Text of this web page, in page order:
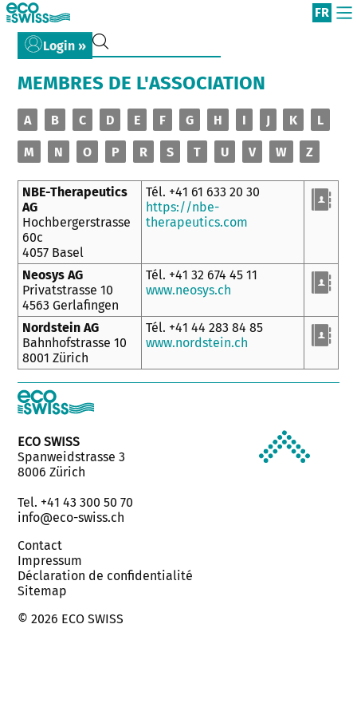
FR
MEMBRES DE L'ASSOCIATION
A B C D E F G H I J K L
M N O P R S T U V W Z
NBE-Therapeutics
AG
Hochbergerstrasse
60c
4057 Basel
Tél. +41 61 633 20 30
https://nbe-
therapeutics.com
Neosys AG
Privatstrasse 10
4563 Gerlafingen
Tél. +41 32 674 45 11
www.neosys.ch
Nordstein AG
Bahnhofstrasse 10
8001 Zürich
Tél. +41 44 283 84 85
www.nordstein.ch
Login »
ECO SWISS
Spanweidstrasse 3
8006 Zürich
Tel. +41 43 300 50 70
info@eco-swiss.ch
Contact
Impressum
Déclaration de confidentialité
Sitemap
© 2026 ECO SWISS